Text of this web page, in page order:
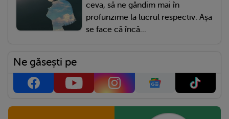
ceva, să ne gândim mai în
profunzime la lucrul respectiv. Așa
se face că încă...
Ne găsești pe